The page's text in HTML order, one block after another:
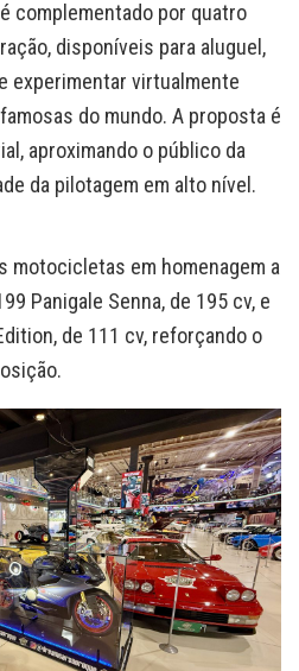
complementado por quatro
disponíveis para aluguel,
experimentar virtualmente
do mundo. A proposta é
aproximando o público da
da pilotagem em alto nível.
motocicletas em homenagem a
Panigale Senna, de 195 cv, e
de 111 cv, reforçando o